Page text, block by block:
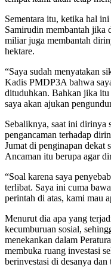
Sementara itu, ketika hal
Samirudin membantah jika
miliar juga membantah
hektare.
“Saya sudah menyatakan
Kadis PMDP3A bahwa
dituduhkan. Bahkan jika itu
saya akan ajukan
Sebaliknya, saat ini dirinya
pengancaman terhadap
Jumat di penginapan dekat
Ancaman itu berupa agar
“Soal karena saya
terlibat. Saya ini cuma
perintah di atas, kami mau
Menurut dia apa yang
kecumburuan sosial,
menekankan dalam
membuka ruang investasi
berinvestasi di desanya